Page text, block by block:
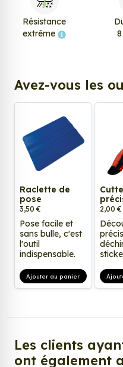
Résistance
extrême
Avez-vous les
Raclette de
pose
3,50 €
Pose facile et
sans bulle, c'est
l'outil
indispensable.
Ajouter au panier
2,00 €
Les clients
ont également